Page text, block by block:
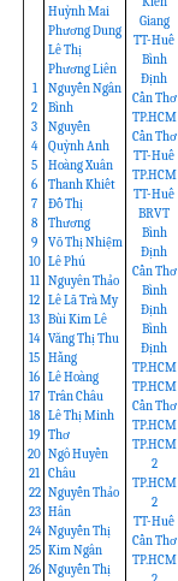
1
2
3
4
5
6
7
8
9
10
11
12
13
14
15
16
17
18
19
20
21
22
23
24
25
26
Huỳnh Mai
Phương Dung
Lê Thị
Phương Liên
Nguyễn Ngân
Bình
Nguyễn
Quỳnh Anh
Hoàng Xuân
Thanh Khiết
Đỗ Thị
Thương
Võ Thị Nhiệm
Lê Phú
Nguyên Thảo
Lê Lã Trà My
Bùi Kim Lê
Văng Thị Thu
Hằng
Lê Hoàng
Trân Châu
Lê Thị Minh
Thơ
Ngô Huyền
Châu
Nguyễn Thảo
Hân
Nguyễn Thị
Kim Ngân
Nguyễn Thị
Giang
TT-Huế
Bình
Định
Cần Thơ
TP.HCM
Cần Thơ
TT-Huế
TP.HCM
TT-Huế
BRVT
Bình
Định
Cần Thơ
Bình
Định
Bình
Định
TP.HCM
TP.HCM
Cần Thơ
TP.HCM
TP.HCM
2
TP.HCM
2
TT-Huế
Cần Thơ
TP.HCM